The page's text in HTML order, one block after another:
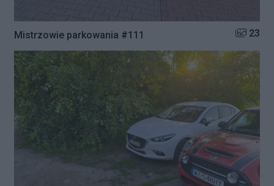
Mistrzowie parkowania #111 Liczba
23